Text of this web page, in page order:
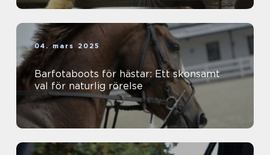
04. mars 2025
Barfotaboots för hästar: Ett skonsamt
val för naturlig rörelse